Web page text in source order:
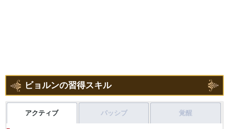
ビョルンの習得スキル
アクティブ パッシブ 覚醒